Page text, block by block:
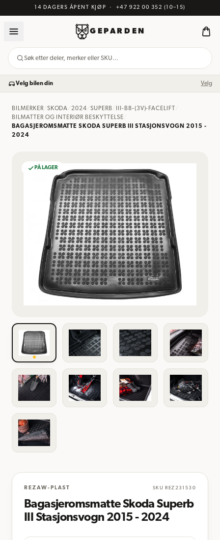
14 DAGERS ÅPENT KJØP · +47 922 00 352 (10–15)
GEPARDEN
Søk etter deler, merker eller SKU…
Velg bilen din Velg
BILMERKER/ SKODA /2024 /SUPERB III-B8-(3V)-FACELIFT
BILMATTER OG INTERIØR BESKYTTELSE
BAGASJEROMSMATTE SKODA SUPERB III STASJONSVOGN 2015 -
2024
PÅ LAGER
REZAW-PLAST SKU REZ231530
Bagasjeromsmatte Skoda Superb
III Stasjonsvogn 2015 - 2024